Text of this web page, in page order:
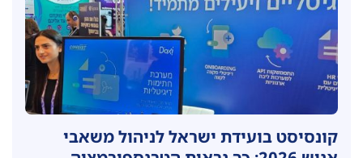
קונסיסט בועידת ישראל לניהול משאבי